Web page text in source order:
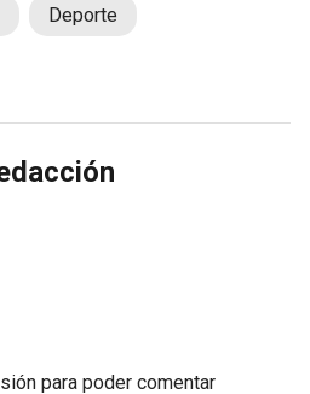
Deporte
para poder comentar